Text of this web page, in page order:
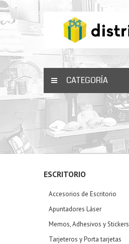
CATEGORÍA
ESCRITORIO
Accesorios de Escritorio
Apuntadores Láser
Memos, Adhesivos y Stickers
Tarjeteros y Porta tarjetas